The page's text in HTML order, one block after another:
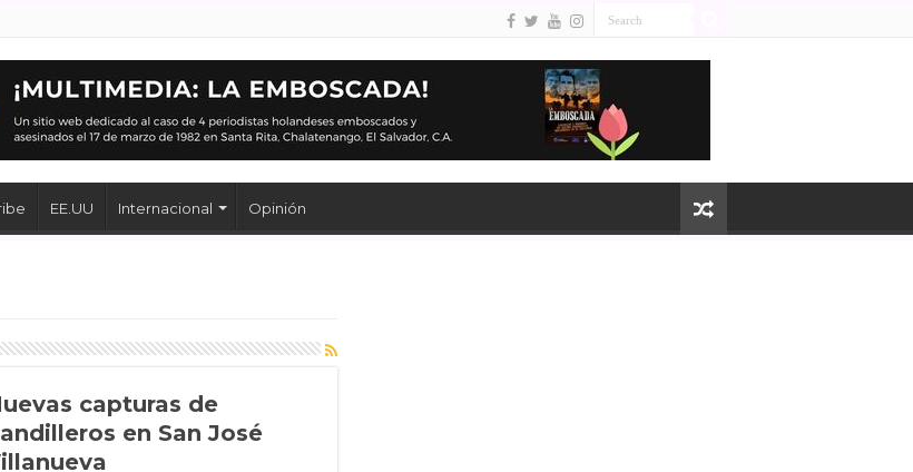
EE.UU Internacional Opinión
capturas de
en San José